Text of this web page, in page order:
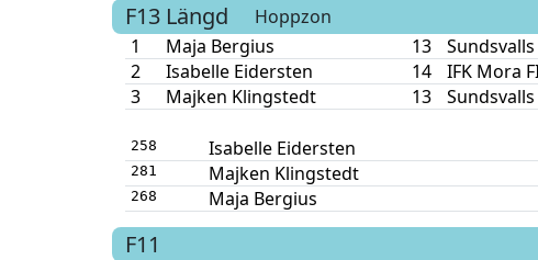
F13 Längd Hoppzon
1
Maja Bergius 13 Sundsvalls
2
Isabelle Eidersten 14 IFK Mora
3 Majken Klingstedt 13 Sundsvalls
258 Isabelle Eidersten
281 Majken Klingstedt
268 Maja Bergius
F11